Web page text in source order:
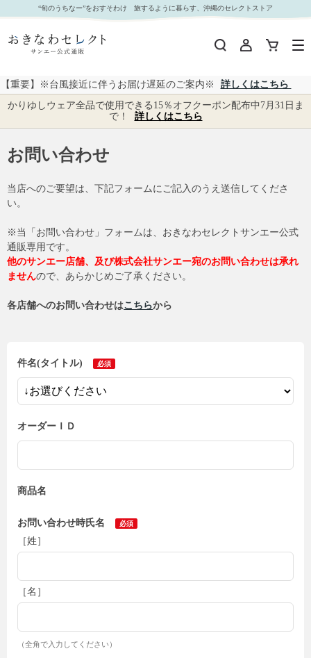
“旬のうちなー”をおすそわけ 旅するように暮らす、沖縄のセレクトストア
【重要】※台風接近に伴うお届け遅延のご案内※
詳しくはこちら
かりゆしウェア全品で使用できる15％オフクーポン配布中7月31日ま
で！
詳しくはこちら
お問い合わせ
当店へのご要望は、下記フォームにご記入のうえ送信してくださ
い。
※当「お問い合わせ」フォームは、おきなわセレクトサンエー公式
通販専用です。
他のサンエー店舗、及び株式会社サンエー宛のお問い合わせは承れ
ませんので、あらかじめご了承ください。
各店舗へのお問い合わせはこちらから
件名(タイトル)
オーダーＩＤ
商品名
お問い合わせ時氏名
［姓］
［名］
（全角で入力してください）